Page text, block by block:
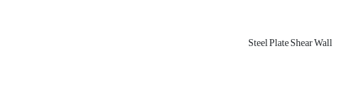
Steel Plate Shear Wall